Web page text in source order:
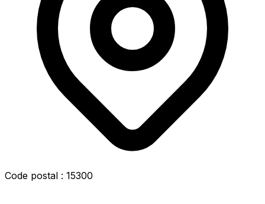
Code postal : 15300